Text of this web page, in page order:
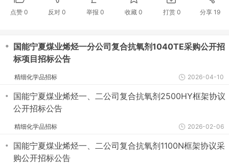
点赞 0 反对0 举报 0 收藏 0 打赏 0 分享 19
・ 国能宁夏煤业烯烃一分公司复合抗氧剂1040TE采购公开招
标项目招标公告
精细化学品招标 2026-04-10
・ 国能宁夏煤业烯烃一、二公司复合抗氧剂2500HY框架协议
公开招标公告
精细化学品招标 2026-02-06
・ 国能宁夏煤业烯烃一、二公司复合抗氧剂1100N框架协议采
购公开招标公告